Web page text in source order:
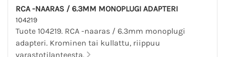
RCA -NAARAS / 6.3MM MONOPLUGI ADAPTERI
104219
Tuote 104219. RCA -naaras / 6.3mm monoplugi
adapteri. Krominen tai kullattu, riippuu
varastotilanteesta.